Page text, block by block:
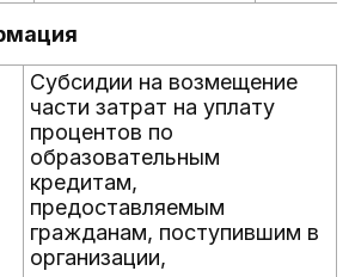
Субсидии на возмещение
части затрат на уплату
процентов по
образовательным
кредитам,
предоставляемым
гражданам, поступившим в
организации,